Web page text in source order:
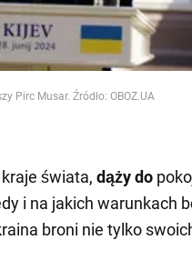
Pirc Musar. Źródło: OBOZ.UA
świata, dąży do
i na jakich warunkach
broni nie tylko